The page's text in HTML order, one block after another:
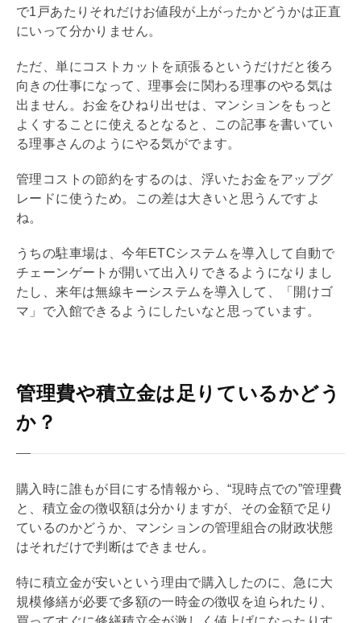
で1戸あたりそれだけお値段が上がったかどうかは正直
にいって分かりません。
ただ、単にコストカットを頑張るというだけだと後ろ
向きの仕事になって、理事会に関わる理事のやる気は
出ません。お金をひねり出せは、マンションをもっと
よくすることに使えるとなると、この記事を書いてい
る理事さんのようにやる気がでます。
管理コストの節約をするのは、浮いたお金をアップグ
レードに使うため。この差は大きいと思うんですよ
ね。
うちの駐車場は、今年ETCシステムを導入して自動で
チェーンゲートが開いて出入りできるようになりまし
たし、来年は無線キーシステムを導入して、「開けゴ
マ」で入館できるようにしたいなと思っています。
管理費や積立金は足りているかどう
か？
購入時に誰もが目にする情報から、“現時点での”管理費
と、積立金の徴収額は分かりますが、その金額で足り
ているのかどうか、マンションの管理組合の財政状態
はそれだけで判断はできません。
特に積立金が安いという理由で購入したのに、急に大
規模修繕が必要で多額の一時金の徴収を迫られたり、